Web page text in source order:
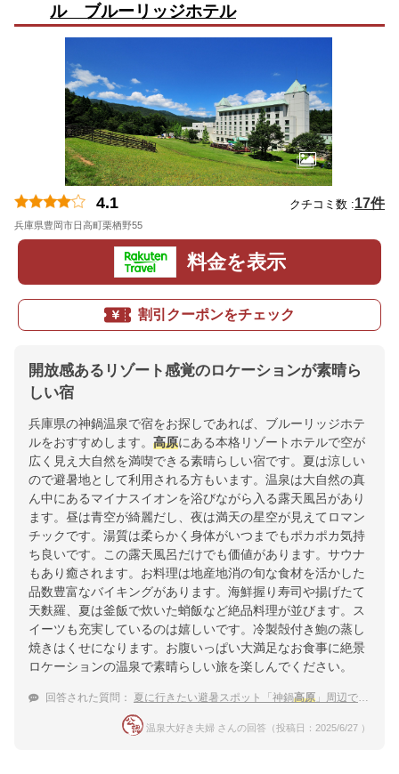
ル ブルーリッジホテル
4.1 クチコミ数 :17件
兵庫県豊岡市日高町栗栖野55
料金を表示
割引クーポンをチェック
開放感あるリゾート感覚のロケーションが素晴ら
しい宿
兵庫県の神鍋温泉で宿をお探しであれば、ブルーリッジホテ
ルをおすすめします。 高原にある本格リゾートホテルで空が
広く見え大自然を満喫できる素晴らしい宿です。夏は涼しい
ので避暑地として利用される方もいます。温泉は大自然の真
ん中にあるマイナスイオンを浴びながら入る露天風呂があり
ます。昼は青空が綺麗だし、夜は満天の星空が見えてロマン
チックです。湯質は柔らかく身体がいつまでもポカポカ気持
ち良いです。この露天風呂だけでも価値があります。サウナ
もあり癒されます。お料理は地産地消の旬な食材を活かした
品数豊富なバイキングがあります。海鮮握り寿司や揚げたて
天麩羅、夏は釜飯で炊いた蛸飯など絶品料理が並びます。ス
イーツも充実しているのは嬉しいです。冷製殻付き鮑の蒸し
焼きはくせになります。お腹いっぱい大満足なお食事に絶景
ロケーションの温泉で素晴らしい旅を楽しんでください。
回答された質問： 夏に行きたい避暑スポット「神鍋高原 」周辺で宿泊できるおすすめ温泉宿
温泉大好き夫婦 さんの回答（投稿日：2025/6/27 ）